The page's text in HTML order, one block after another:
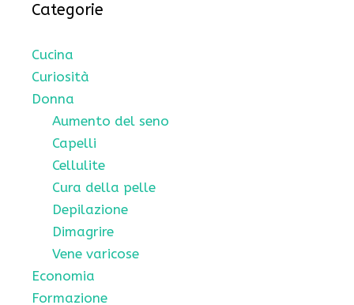
Categorie
Cucina
Curiosità
Donna
Aumento del seno
Capelli
Cellulite
Cura della pelle
Depilazione
Dimagrire
Vene varicose
Economia
Formazione